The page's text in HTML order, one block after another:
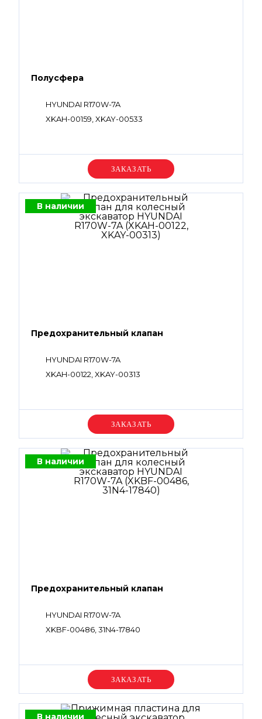
Полусфера
HYUNDAI R170W-7A
XKAH-00159, XKAY-00533
Уточняйте цену
В наличии
Предохранительный клапан
HYUNDAI R170W-7A
XKAH-00122, XKAY-00313
Уточняйте цену
В наличии
Предохранительный клапан
HYUNDAI R170W-7A
XKBF-00486, 31N4-17840
Уточняйте цену
В наличии